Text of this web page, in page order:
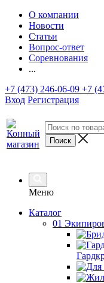
О компании
Новости
Статьи
Вопрос-ответ
Соревнования
...
+7 (473) 246-06-09 +7
Вход Регистрация
Меню
Каталог
01